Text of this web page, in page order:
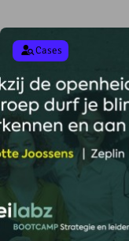
Cases